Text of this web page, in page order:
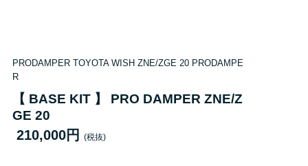
PRODAMPER TOYOTA WISH ZNE/ZGE 20 PRODAMPE
R
【 BASE KIT 】 PRO DAMPER ZNE/Z
GE 20
210,000円 (税抜)